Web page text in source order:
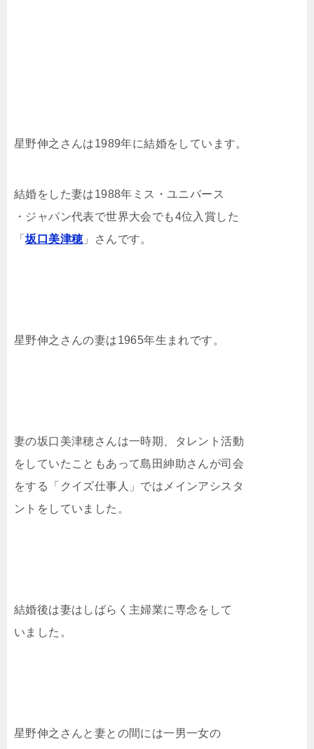
星野伸之さんは1989年に結婚をしています。
結婚をした妻は1988年ミス・ユニバース
・ジャパン代表で世界大会でも4位入賞した
「坂口美津穂」さんです。
星野伸之さんの妻は1965年生まれです。
妻の坂口美津穂さんは一時期、タレント活動
をしていたこともあって島田紳助さんが司会
をする「クイズ仕事人」ではメインアシスタ
ントをしていました。
結婚後は妻はしばらく主婦業に専念をして
いました。
星野伸之さんと妻との間には一男一女の